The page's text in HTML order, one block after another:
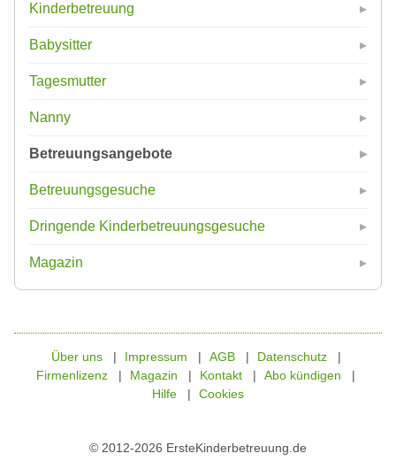
Kinderbetreuung
Babysitter
Tagesmutter
Nanny
Betreuungsangebote
Betreuungsgesuche
Dringende Kinderbetreuungsgesuche
Magazin
© 2012-2026 ErsteKinderbetreuung.de
Über uns Impressum AGB
Datenschutz
Firmenlizenz
Magazin Kontakt
Abo kündigen
Hilfe
Cookies